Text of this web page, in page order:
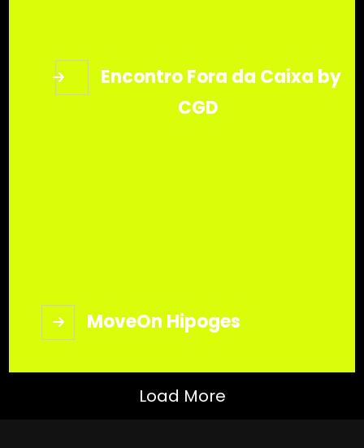
Encontro Fora da Caixa by
CGD
MoveOn Hipoges
Load More